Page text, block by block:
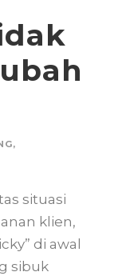
,
situasi
klien,
di awal
sibuk